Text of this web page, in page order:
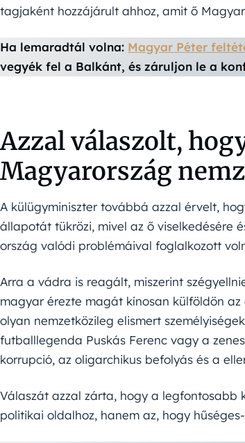
tagjaként hozzájárult ahhoz, amit ő
Ha lemaradtál volna: Magyar Péter
vegyék fel a Balkánt, és záruljon le a
Azzal válaszolt,
Magyarország
A külügyminiszter továbbá azzal érvelt,
állapotát tükrözi, mivel az ő viselkedésére
ország valódi problémáival foglalkozott
Arra a vádra is reagált, miszerint
magyar érezte magát kínosan külföldön
olyan nemzetközileg elismert
futballlegenda Puskás Ferenc vagy a
korrupció, az oligarchikus befolyás és a
Válaszát azzal zárta, hogy a legfontosabb
politikai oldalhoz, hanem az, hogy